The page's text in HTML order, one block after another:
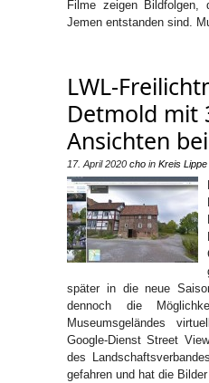
Filme zeigen
Jemen entstanden sind.
LWL-
Detmold mit
Ansichten
17. April 2020 cho in Kreis Lippe
später in die neue
dennoch die
Museumsgeländes
Google-Dienst Street
des
gefahren und hat die